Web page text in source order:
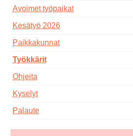
Avoimet työpaikat
Kesätyö 2026
Paikkakunnat
Työkkärit
Ohjeita
Kyselyt
Palaute